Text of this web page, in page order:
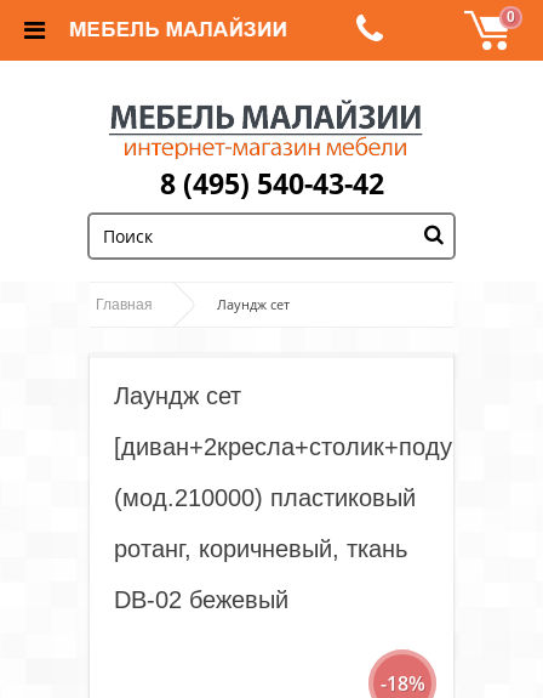
0
8 (495) 540-43-42
Главная Лаундж сет
пластиковый ротанг, коричневый, ткань DB-02
бежевый
Лаундж сет
[диван+2кресла+столик+подушки]
(мод.210000) пластиковый
ротанг, коричневый, ткань
DB-02 бежевый
-18%